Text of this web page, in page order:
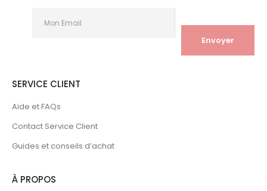
SERVICE CLIENT
Aide et FAQs
Contact Service Client
Guides et conseils d’achat
À PROPOS